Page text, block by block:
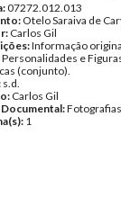
07272.012.013
Otelo Saraiva de
Carlos Gil
Informação
e
(conjunto).
s.d.
Carlos Gil
Fotografias
1